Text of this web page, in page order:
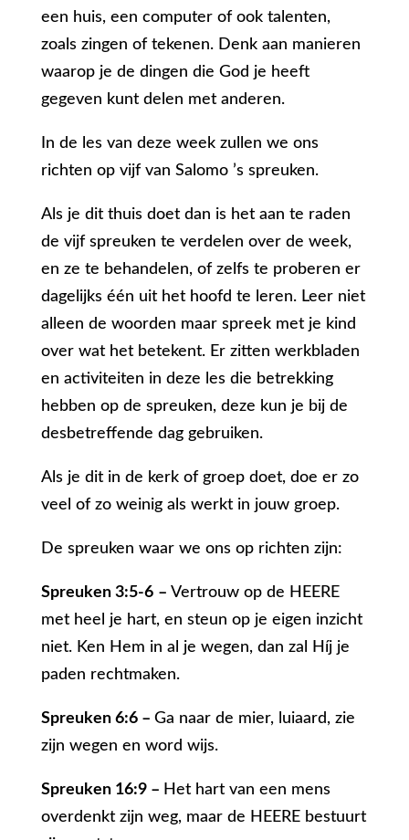
een huis, een computer of ook talenten,
zoals zingen of tekenen. Denk aan manieren
waarop je de dingen die God je heeft
gegeven kunt delen met anderen.
In de les van deze week zullen we ons
richten op vijf van Salomo ’s spreuken.
Als je dit thuis doet dan is het aan te raden
de vijf spreuken te verdelen over de week,
en ze te behandelen, of zelfs te proberen er
dagelijks één uit het hoofd te leren. Leer niet
alleen de woorden maar spreek met je kind
over wat het betekent. Er zitten werkbladen
en activiteiten in deze les die betrekking
hebben op de spreuken, deze kun je bij de
desbetreffende dag gebruiken.
Als je dit in de kerk of groep doet, doe er zo
veel of zo weinig als werkt in jouw groep.
De spreuken waar we ons op richten zijn:
Spreuken 3:5-6 – Vertrouw op de HEERE
met heel je hart, en steun op je eigen inzicht
niet. Ken Hem in al je wegen, dan zal Híj je
paden rechtmaken.
Spreuken 6:6 – Ga naar de mier, luiaard, zie
zijn wegen en word wijs.
Spreuken 16:9 – Het hart van een mens
overdenkt zijn weg, maar de HEERE bestuurt